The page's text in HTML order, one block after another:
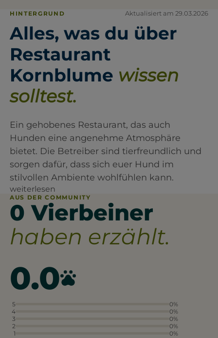
HINTERGRUND Aktualisiert am 29.03.2026
Alles, was du über
Restaurant
Kornblume wissen
solltest.
Ein gehobenes Restaurant, das auch
Hunden eine angenehme Atmosphäre
bietet. Die Betreiber sind tierfreundlich und
sorgen dafür, dass sich euer Hund im
stilvollen Ambiente wohlfühlen kann.
weiterlesen
AUS DER COMMUNITY
0 Vierbeiner
haben erzählt.
0.0
5
0%
4
0%
3
0%
2
0%
1
0%